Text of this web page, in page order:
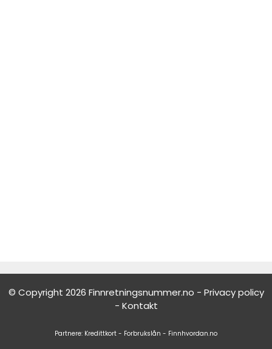
© Copyright 2026 Finnretningsnummer.no - Privacy policy
- Kontakt
Partnere: Kredittkort - Forbrukslån - Finnhvordan.no